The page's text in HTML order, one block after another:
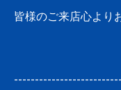
皆様のご来店心より